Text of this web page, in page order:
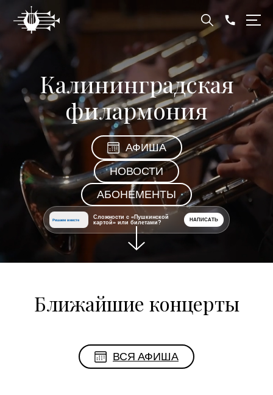
Калининградская
филармония
АФИША
НОВОСТИ
АБОНЕМЕНТЫ
Решаем вместе
Сложности с «Пушкинской
картой» или билетами?
НАПИСАТЬ
Ближайшие концерты
ВСЯ АФИША